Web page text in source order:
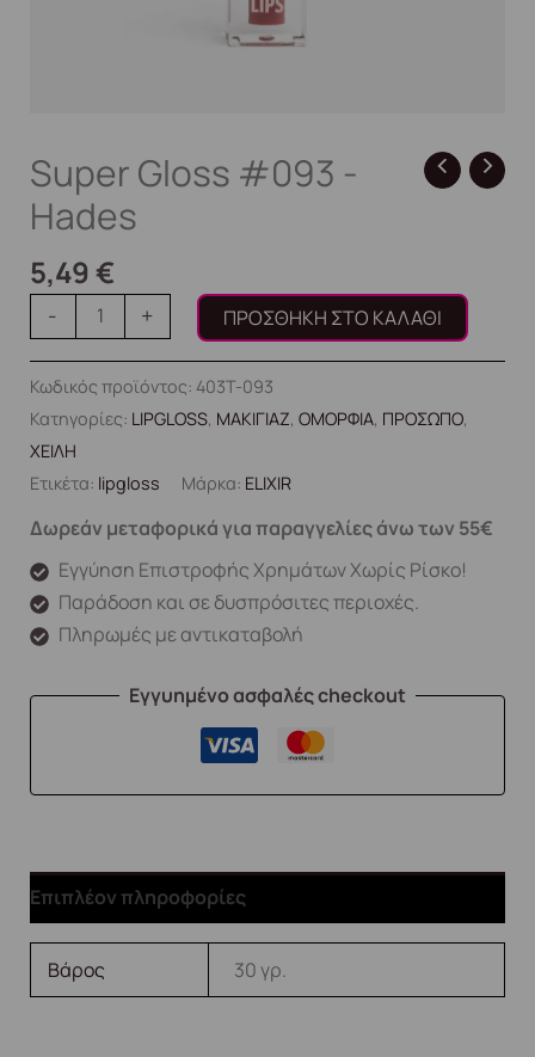
Super Gloss #093 -
Hades
5,49€
- + ΠΡΟΣΘΉΚΗ ΣΤΟ ΚΑΛΆΘΙ
Κωδικός προϊόντος: 403T-093
Κατηγορίες: LIPGLOSS, ΜΑΚΙΓΙΑΖ, ΟΜΟΡΦΙΑ, ΠΡΟΣΩΠΟ,
ΧΕΙΛΗ
Ετικέτα: lipgloss Μάρκα: ELIXIR
Δωρεάν μεταφορικά για παραγγελίες άνω των 55€
Εγγύηση Επιστροφής Χρημάτων Χωρίς Ρίσκο!
Παράδοση και σε δυσπρόσιτες περιοχές.
Πληρωμές με αντικαταβολή
Εγγυημένο ασφαλές checkout
Επιπλέον πληροφορίες
Βάρος 30 γρ.